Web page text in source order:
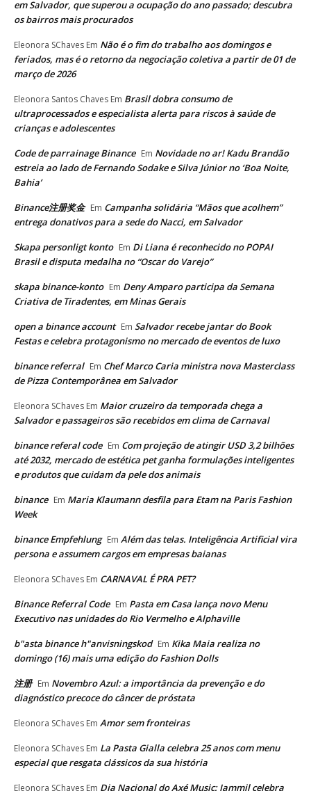
em Salvador, que superou a ocupação do ano passado; descubra
os bairros mais procurados
Eleonora SChaves Em Não é o fim do trabalho aos domingos e
feriados, mas é o retorno da negociação coletiva a partir de 01 de
março de 2026
Eleonora Santos Chaves Em Brasil dobra consumo de
ultraprocessados e especialista alerta para riscos à saúde de
crianças e adolescentes
Code de parrainage Binance Em Novidade no ar! Kadu Brandão
estreia ao lado de Fernando Sodake e Silva Júnior no ‘Boa Noite,
Bahia’
Binance注册奖金 Em Campanha solidária “Mãos que acolhem”
entrega donativos para a sede do Nacci, em Salvador
Skapa personligt konto Em Di Liana é reconhecido no POPAI
Brasil e disputa medalha no “Oscar do Varejo”
skapa binance-konto Em Deny Amparo participa da Semana
Criativa de Tiradentes, em Minas Gerais
open a binance account Em Salvador recebe jantar do Book
Festas e celebra protagonismo no mercado de eventos de luxo
binance referral Em Chef Marco Caria ministra nova Masterclass
de Pizza Contemporânea em Salvador
Eleonora SChaves Em Maior cruzeiro da temporada chega a
Salvador e passageiros são recebidos em clima de Carnaval
binance referal code Em Com projeção de atingir USD 3,2 bilhões
até 2032, mercado de estética pet ganha formulações inteligentes
e produtos que cuidam da pele dos animais
binance Em Maria Klaumann desfila para Etam na Paris Fashion
Week
binance Empfehlung Em Além das telas. Inteligência Artificial vira
persona e assumem cargos em empresas baianas
Eleonora SChaves Em CARNAVAL É PRA PET?
Binance Referral Code Em Pasta em Casa lança novo Menu
Executivo nas unidades do Rio Vermelho e Alphaville
b"asta binance h"anvisningskod Em Kika Maia realiza no
domingo (16) mais uma edição do Fashion Dolls
注册 Em Novembro Azul: a importância da prevenção e do
diagnóstico precoce do câncer de próstata
Eleonora SChaves Em Amor sem fronteiras
Eleonora SChaves Em La Pasta Gialla celebra 25 anos com menu
especial que resgata clássicos da sua história
Eleonora SChaves Em Dia Nacional do Axé Music: Jammil celebra